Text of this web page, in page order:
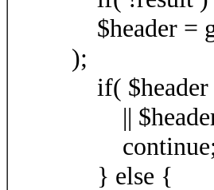
$header =
);
if( $header
|| $header
} else {